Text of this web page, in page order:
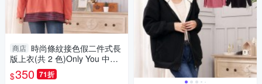
商店 時尚條紋接色假二件式長
版上衣(共 2 色)Only You 中大
尺碼 MIT台灣製 【A2047】
$350 71折